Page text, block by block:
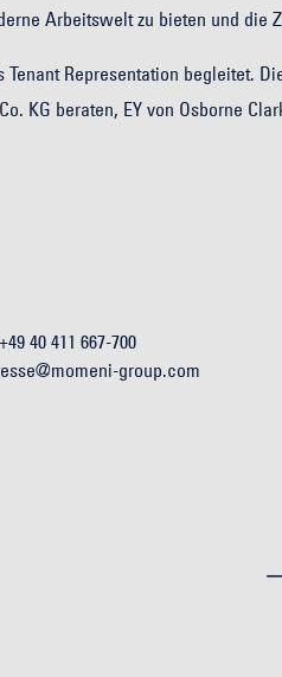
Arbeitswelt zu bieten und die
Tenant Representation begleitet.
KG beraten, EY von Osborne
40 411 667-700
group.com